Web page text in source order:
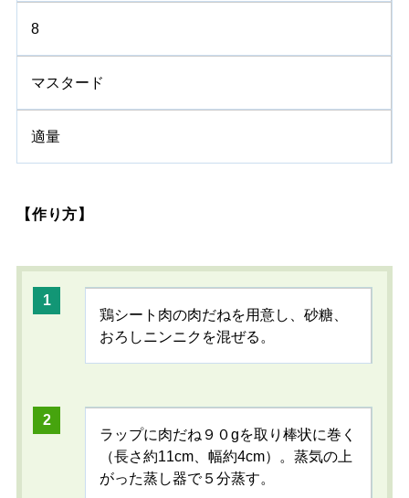
8
マスタード
適量
【作り方】
鶏シート肉の肉だねを用意し、砂糖、
おろしニンニクを混ぜる。
ラップに肉だね９０gを取り棒状に巻く
（長さ約11cm、幅約4cm）。蒸気の上
がった蒸し器で５分蒸す。